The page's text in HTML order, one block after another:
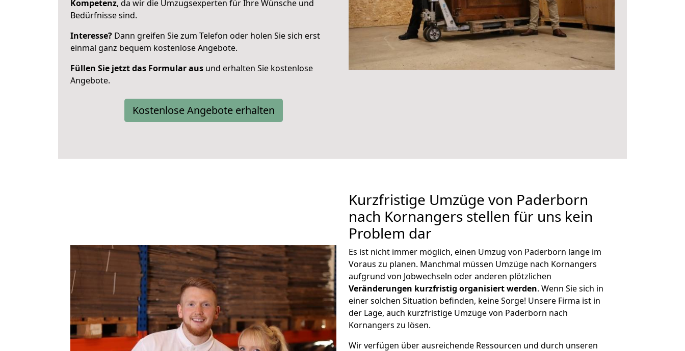
Kompetenz, da wir die Umzugsexperten für Ihre Wünsche und
Bedürfnisse sind.
Interesse? Dann greifen Sie zum Telefon oder holen Sie sich erst
einmal ganz bequem kostenlose Angebote.
Füllen Sie jetzt das Formular aus und erhalten Sie kostenlose
Angebote.
Kostenlose Angebote erhalten
Kurzfristige Umzüge von Paderborn
nach Kornangers stellen für uns kein
Problem dar
Es ist nicht immer möglich, einen Umzug von Paderborn lange im
Voraus zu planen. Manchmal müssen Umzüge nach Kornangers
aufgrund von Jobwechseln oder anderen plötzlichen
Veränderungen kurzfristig organisiert werden. Wenn Sie sich in
einer solchen Situation befinden, keine Sorge! Unsere Firma ist in
der Lage, auch kurzfristige Umzüge von Paderborn nach
Kornangers zu lösen.
Wir verfügen über ausreichende Ressourcen und durch unseren